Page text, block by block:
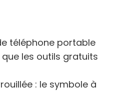
téléphone portable
les outils gratuits
: le symbole à